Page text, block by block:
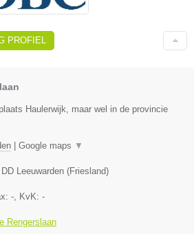
PROFIEL
Haulerwijk, maar wel in de provincie
Google maps ▼
Leeuwarden (Friesland)
-, KvK: -
Rengerslaan